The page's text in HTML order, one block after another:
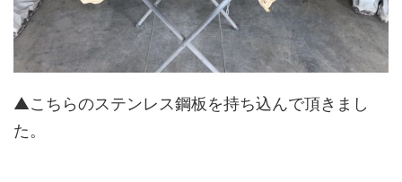
▲こちらのステンレス鋼板を持ち込んで頂きまし
た。